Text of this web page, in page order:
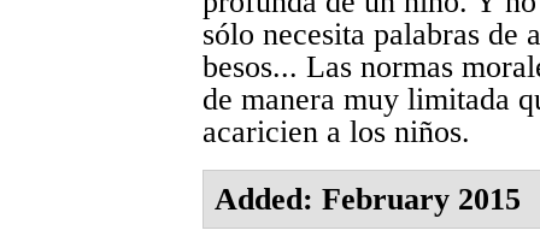
sólo necesita palabras de
besos... Las normas
de manera muy limitada
acaricien a los niños.
Added: February 2015